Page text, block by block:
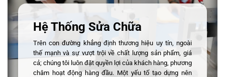
Hệ Thống Sửa Chữa
Trên con đường khẳng định thương hiệu uy tín, ngoài
thế mạnh và sự vượt trội về chất lượng sản phẩm, giá
cả; chúng tôi luôn đặt quyền lợi của khách hàng, phương
châm hoạt động hàng đầu. Một yếu tố tạo dựng nên